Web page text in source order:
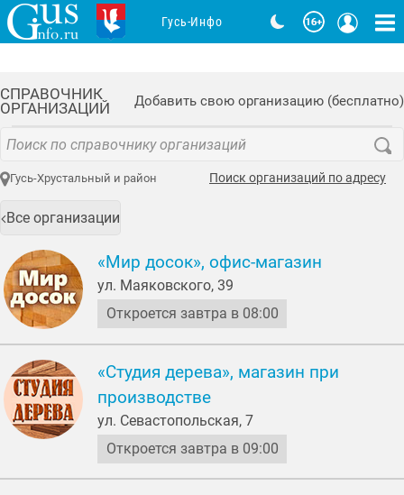
СПРАВОЧНИК
ОРГАНИЗАЦИЙ
Добавить свою организацию (бесплатно)
Гусь-Хрустальный и район Поиск организаций по адресу
Все организации
«Мир досок», офис-магазин
ул. Маяковского, 39
Откроется завтра в 08:00
«Студия дерева», магазин при
производстве
ул. Севастопольская, 7
Откроется завтра в 09:00
Гусь-Инфо